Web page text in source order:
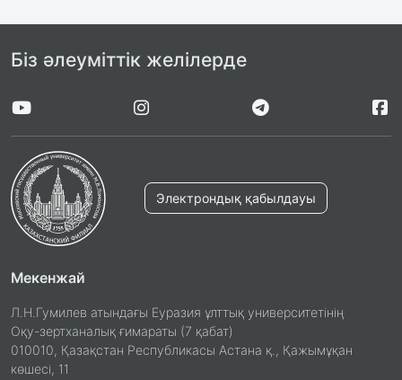
Біз әлеуміттік желілерде
Электрондық қабылдауы
Мекенжай
Л.Н.Гумилев атындағы Еуразия ұлттық университетінің
Оқу-зертханалық ғимараты (7 қабат)
010010, Қазақстан Республикасы Астана қ., Қажымұқан
көшесі, 11